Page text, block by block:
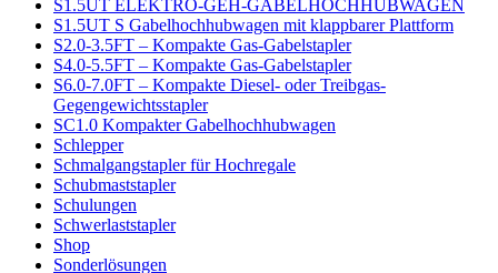
S1.5UT ELEKTRO-GEH-GABELHOCHHUBWAGEN
S1.5UT S Gabelhochhubwagen mit klappbarer Plattform
S2.0-3.5FT – Kompakte Gas-Gabelstapler
S4.0-5.5FT – Kompakte Gas-Gabelstapler
S6.0-7.0FT – Kompakte Diesel- oder Treibgas-
Gegengewichtsstapler
SC1.0 Kompakter Gabelhochhubwagen
Schlepper
Schmalgangstapler für Hochregale
Schubmaststapler
Schulungen
Schwerlaststapler
Shop
Sonderlösungen